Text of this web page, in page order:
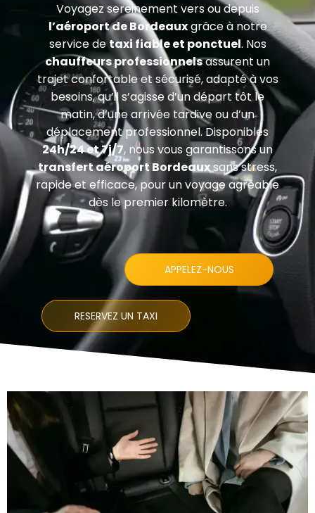
Voyagez sereinement vers ou depuis
l’aéroport de Bordeauxgrâce à notre
service detaxi fiable et ponctuel. Nos
chauffeurs professionnelsassurent un
trajet confortable et sécurisé, adapté à vos
besoins, qu’il s’agisse d’un départ tôt le
matin, d’une arrivée tardive ou d’un
déplacement professionnel. Disponibles
24h/24 et 7j/7, nous vous garantissons un
transfert aéroport Bordeauxsans stress,
rapide et efficace, pour un voyage agréable
dès le premier kilomètre.
APPELEZ-NOUS
RESERVEZ UN TAXI